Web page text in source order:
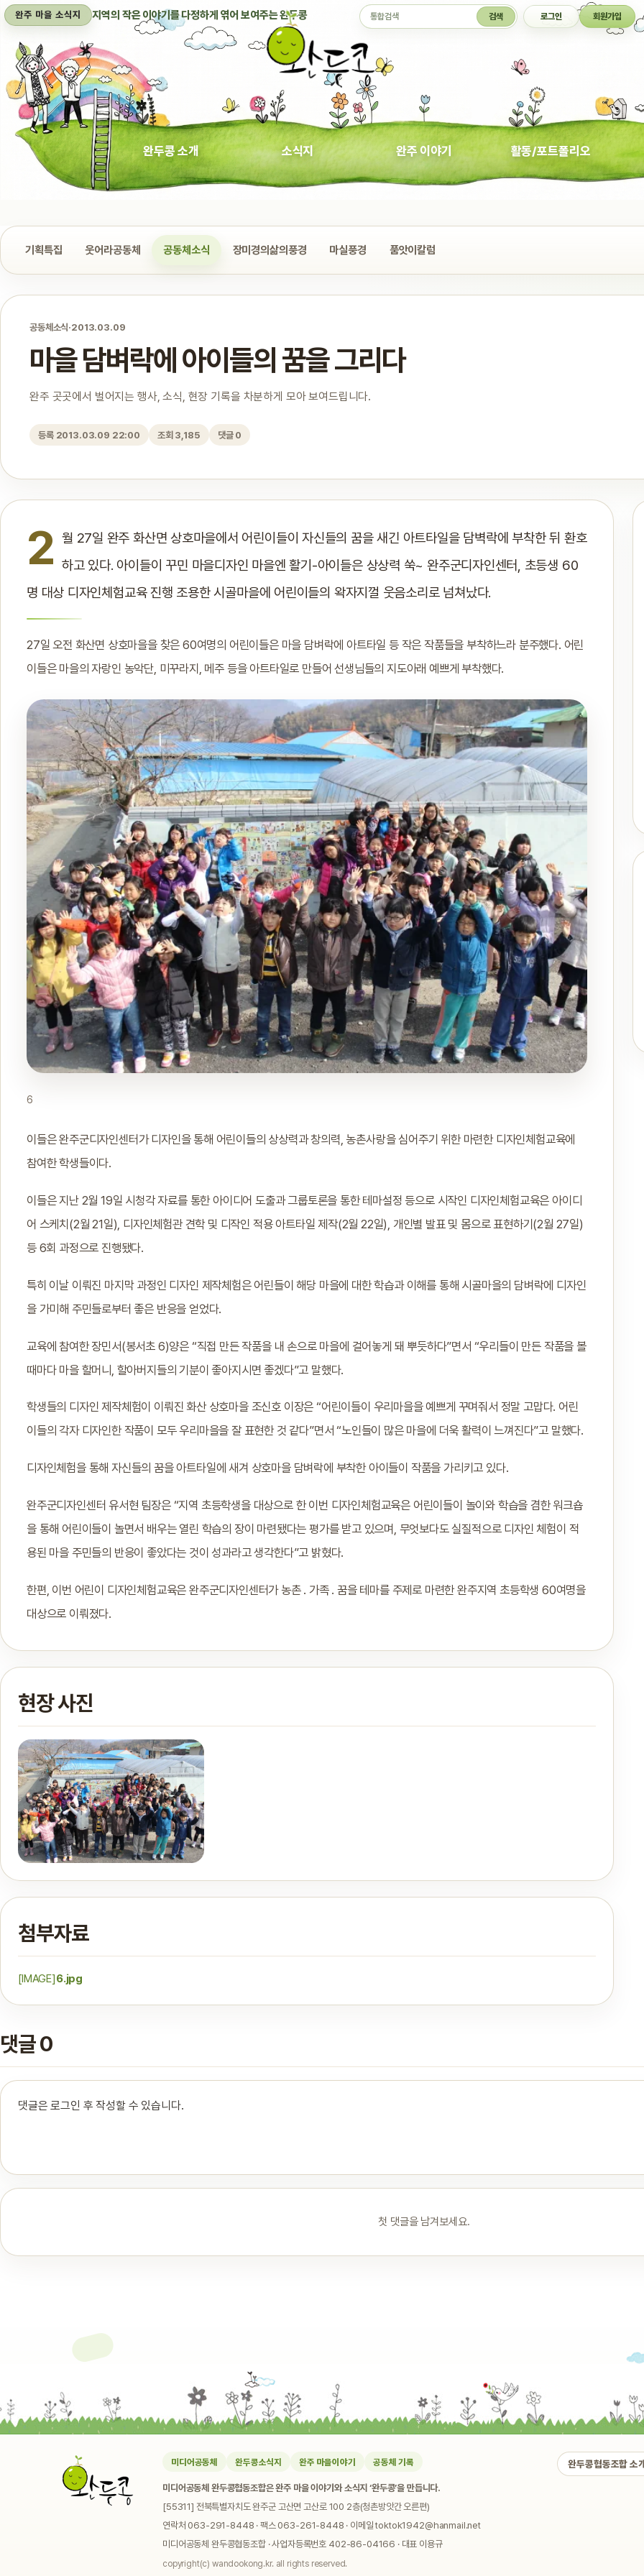
완주 마을 소식지 지역의 작은 이야기를 다정하게 엮어 보여주는 완두콩 통합검색 검색 로그인 회원가입
완두콩 소개 소식지 완주 이야기 활동/포트폴리오
기획특집 웃어라공동체 공동체소식 장미경의삶의풍경 마실풍경 품앗이칼럼
공동체소식·2013.03.09
마을 담벼락에 아이들의 꿈을 그리다
완주 곳곳에서 벌어지는 행사, 소식, 현장 기록을 차분하게 모아 보여드립니다.
등록 2013.03.09 22:00 조회 3,185 댓글 0
2 월 27일 완주 화산면 상호마을에서 어린이들이 자신들의 꿈을 새긴 아트타일을 담벽락에 부착한 뒤 환호
하고 있다. 아이들이 꾸민 마을디자인 마을엔 활기-아이들은 상상력 쑥~ 완주군디자인센터, 초등생 60
명 대상 디자인체험교육 진행 조용한 시골마을에 어린이들의 왁자지껄 웃음소리로 넘쳐났다.
27일 오전 화산면 상호마을을 찾은 60여명의 어린이들은 마을 담벼락에 아트타일 등 작은 작품들을 부착하느라 분주했다. 어린
이들은 마을의 자랑인 농악단, 미꾸라지, 메주 등을 아트타일로 만들어 선생님들의 지도아래 예쁘게 부착했다.
6
이들은 완주군디자인센터가 디자인을 통해 어린이들의 상상력과 창의력, 농촌사랑을 심어주기 위한 마련한 디자인체험교육에
참여한 학생들이다.
이들은 지난 2월 19일 시청각 자료를 통한 아이디어 도출과 그룹토론을 통한 테마설정 등으로 시작인 디자인체험교육은 아이디
어 스케치(2월 21일), 디자인체험관 견학 및 디작인 적용 아트타일 제작(2월 22일), 개인별 발표 및 몸으로 표현하기(2월 27일)
등 6회 과정으로 진행됐다.
특히 이날 이뤄진 마지막 과정인 디자인 제작체험은 어린들이 해당 마을에 대한 학습과 이해를 통해 시골마을의 담벼락에 디자인
을 가미해 주민들로부터 좋은 반응을 얻었다.
교육에 참여한 장민서(봉서초 6)양은 “직접 만든 작품을 내 손으로 마을에 걸어놓게 돼 뿌듯하다”면서 “우리들이 만든 작품을 볼
때마다 마을 할머니, 할아버지들의 기분이 좋아지시면 좋겠다”고 말했다.
학생들의 디자인 제작체험이 이뤄진 화산 상호마을 조신호 이장은 “어린이들이 우리마을을 예쁘게 꾸며줘서 정말 고맙다. 어린
이들의 각자 디자인한 작품이 모두 우리마을을 잘 표현한 것 같다”면서 “노인들이 많은 마을에 더욱 활력이 느껴진다”고 말했다.
디자인체험을 통해 자신들의 꿈을 아트타일에 새겨 상호마을 담벼락에 부착한 아이들이 작품을 가리키고 있다.
완주군디자인센터 유서현 팀장은 “지역 초등학생을 대상으로 한 이번 디자인체험교육은 어린이들이 놀이와 학습을 겸한 워크숍
을 통해 어린이들이 놀면서 배우는 열린 학습의 장이 마련됐다는 평가를 받고 있으며, 무엇보다도 실질적으로 디자인 체험이 적
용된 마을 주민들의 반응이 좋았다는 것이 성과라고 생각한다”고 밝혔다.
한편, 이번 어린이 디자인체험교육은 완주군디자인센터가 농촌 ․ 가족 ․ 꿈을 테마를 주제로 마련한 완주지역 초등학생 60여명을
대상으로 이뤄졌다.
현장 사진
첨부자료
[IMAGE] 6.jpg
댓글 0
댓글은 로그인 후 작성할 수 있습니다.
첫 댓글을 남겨보세요.
미디어공동체 완두콩소식지 완주 마을이야기 공동체 기록
미디어공동체 완두콩협동조합은 완주 마을 이야기와 소식지 ‘완두콩’을 만듭니다.
[55311] 전북특별자치도 완주군 고산면 고산로 100 2층(청촌방앗간 오른편)
연락처 063-291-8448 · 팩스 063-261-8448 · 이메일 toktok1942@hanmail.net
미디어공동체 완두콩협동조합 · 사업자등록번호 402-86-04166 · 대표 이용규
copyright(c) wandookong.kr. all rights reserved.
완두콩협동조합 소